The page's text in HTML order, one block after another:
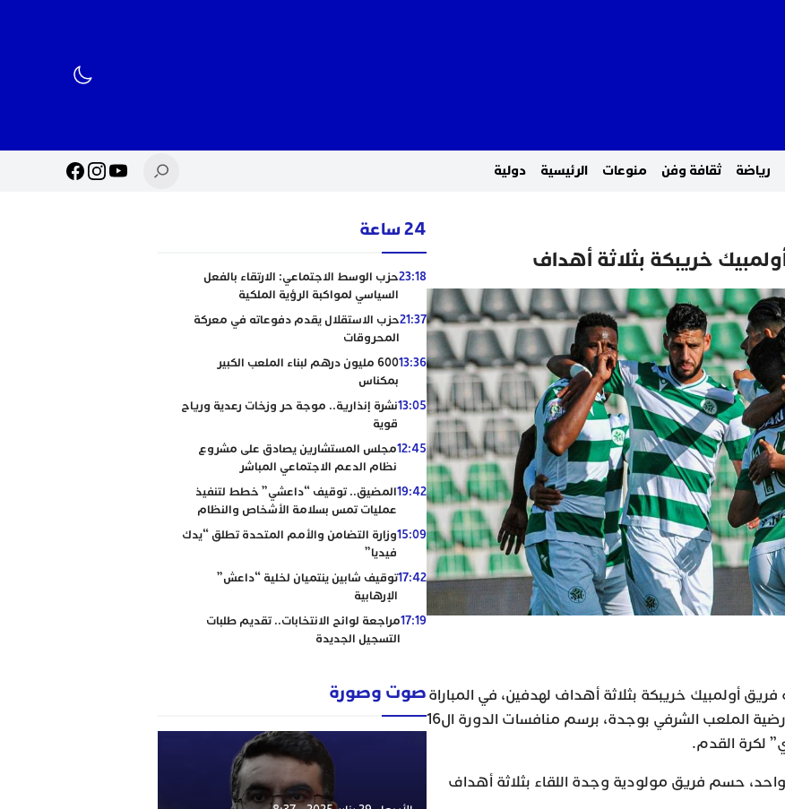
رياضة ثقافة وفن منوعات الرئيسية دولية
خريبكة بثلاثة أهداف
أولمبيك خريبكة بثلاثة أهداف لهدفين، في المباراة
التي جمعتهما، اليوم الجمعة، على أرضية الملعب الشرفي بوجدة، برسم منافسات الدورة ال16
لكرة القدم.
حسم فريق مولودية وجدة اللقاء بثلاثة أهداف
24 ساعة
23:18حزب الوسط الاجتماعي: الارتقاء بالفعل
السياسي لمواكبة الرؤية الملكية
21:37حزب الاستقلال يقدم دفوعاته في معركة
المحروقات
13:36
600 مليون درهم لبناء الملعب الكبير
بمكناس
13:05نشرة إنذارية.. موجة حر وزخات رعدية ورياح
قوية
12:45مجلس المستشارين يصادق على مشروع
نظام الدعم الاجتماعي المباشر
19:42المضيق.. توقيف “داعشي” خطط لتنفيذ
عمليات تمس بسلامة الأشخاص والنظام
15:09وزارة التضامن والأمم المتحدة تطلق “يدك
فيديا”
17:42توقيف شابين ينتميان لخلية “داعش”
الإرهابية
17:19مراجعة لوائح الانتخابات.. تقديم طلبات
التسجيل الجديدة
صوت وصورة